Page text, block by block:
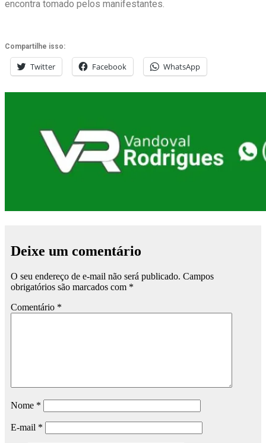
encontra tomado pelos manifestantes.
Compartilhe isso:
Twitter Facebook WhatsApp
Deixe um comentário
O seu endereço de e-mail não será publicado. Campos
obrigatórios são marcados com *
Comentário *
Nome *
E-mail *